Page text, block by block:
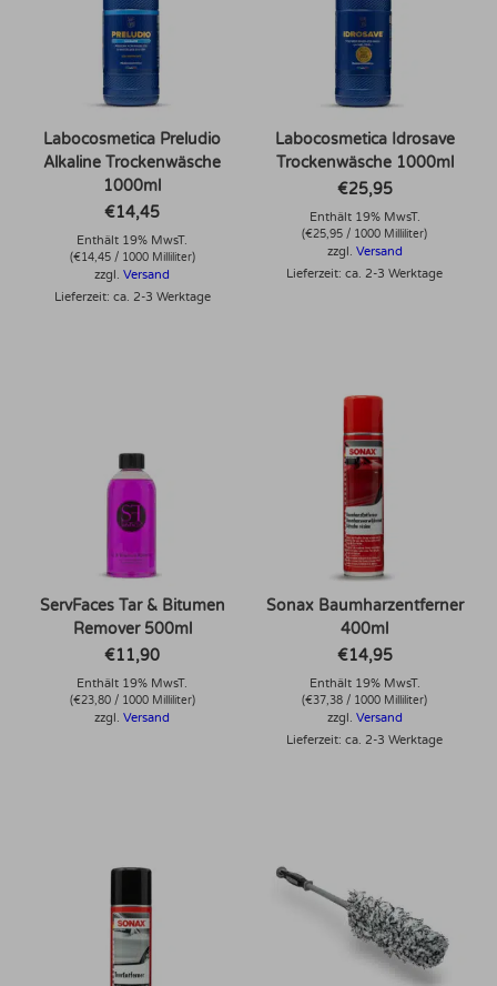
Labocosmetica Preludio
Alkaline Trockenwäsche
1000ml
€14,45
Enthält 19% MwsT.
(€14,45/ 1000 Milliliter)
zzgl.Versand
Lieferzeit: ca. 2-3 Werktage
Labocosmetica Idrosave
Trockenwäsche 1000ml
€25,95
Enthält 19% MwsT.
(€25,95 / 1000 Milliliter)
zzgl. Versand
Lieferzeit: ca. 2-3 Werktage
ServFaces Tar & Bitumen
Remover 500ml
€11,90
Enthält 19% MwsT.
(€23,80/ 1000 Milliliter)
zzgl.Versand
Sonax Baumharzentferner
400ml
€14,95
Enthält 19% MwsT.
(€37,38 / 1000 Milliliter)
zzgl. Versand
Lieferzeit: ca. 2-3 Werktage